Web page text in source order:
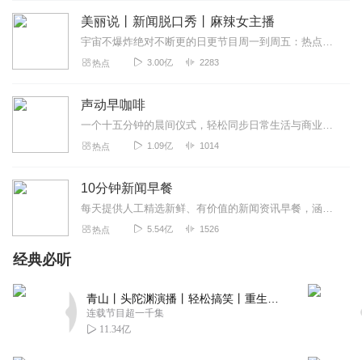
受生活中的点滴，不知不觉中有收获。非常棒的专辑已订
阅，加油！
2022-11-11
知树学姐
风趣幽默治愈系，哈哈哈哈哈，全程就没有合上嘴巴，解压
神器，有态度，有质感，和暖暖一起追更吧。
猫猫咪婭
有趣的灵魂万里挑一，小芋头就是特别有趣的那一个。专辑
姐越来越好，加油更新！期待！
暴走的小師兄
美丽说丨新闻脱口秀丨麻辣女主播
宇宙不爆炸绝对不断更的日更节目周一到周五：热点新闻一锅端周末：听众投稿话题探讨随便闲聊>>>不知道怎么进主播橱窗购买零食的点击我哟，点我点我！<<<马栏山...
热点 3.00亿 2283
声动早咖啡
一个十五分钟的晨间仪式，轻松同步日常生活与商业世界。这是一档由声动活泼出品的清晨播客节目，在工作日的早晨，为你带来与日常生活息息相关的商业科技轻解读，开启能量满...
热点 1.09亿 1014
10分钟新闻早餐
每天提供人工精选新鲜、有价值的新闻资讯早餐，涵盖国内社会热点、财经科技大事、国际时事风云。每天10分钟，畅晓天下事！
热点 5.54亿 1526
经典必听
连载节目超一千集
11.34亿